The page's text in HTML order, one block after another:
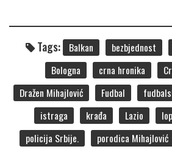
Tags: Balkan bezbjednost
Bologna
crna hronika
Dražen Mihajlović
Fudbal
istraga
krađa Lazio
policija Srbije.
porodica Mihajlović